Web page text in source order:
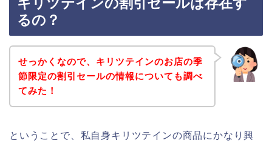
るの？
せっかくなので、キリツテインのお店の季
節限定の割引セールの情報についても調べ
てみた！
ということで、私自身キリツテインの商品にかなり興